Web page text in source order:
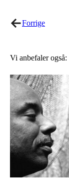
Forrige
Vi anbefaler også: